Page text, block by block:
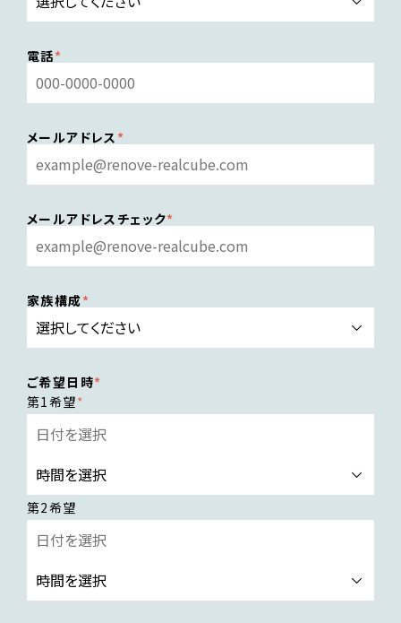
電話
メールアドレス
メールアドレスチェック
家族構成
ご希望日時
第1希望
第2希望